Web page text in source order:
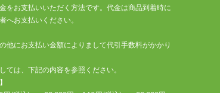
をお支払いいただく方法です。代金は商品到着時に
へお支払いください。
他にお支払い金額によりまして代引手数料がかかり
ては、下記の内容を参照ください。